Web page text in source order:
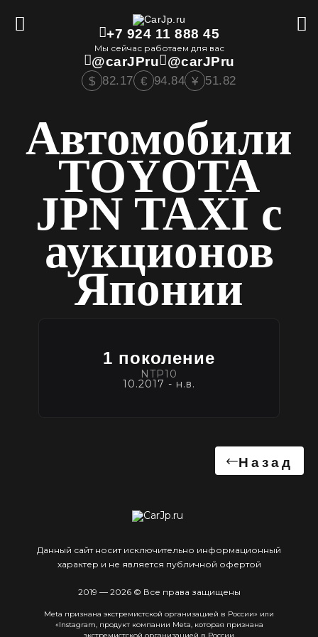
+7 924 11 888 45
Мы сейчас работаем для вас
@carJPru @carJPru
$ 82.17 € 94.84 ¥ 51.82
Автомобили
TOYOTA
JPN TAXI с
аукционов
Японии
1 поколение
NTP10
10.2017 - н.в.
Назад
Данный сайт носит исключительно информационный
характер и не является публичной офертой
2019 — 2026 © Все права защищены
Meta признана экстремистcкой организацией в России» или
«Instagram, продукт компании Meta, которая признана